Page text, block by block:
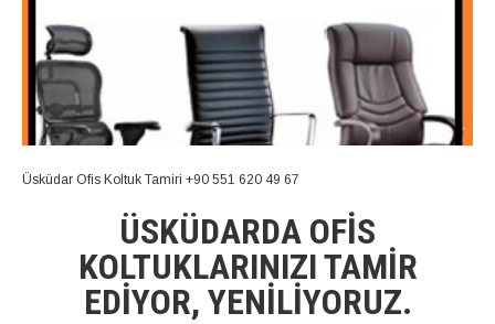
Üsküdar Ofis Koltuk Tamiri +90 551 620 49 67
ÜSKÜDARDA OFIS
KOLTUKLARINIZI TAMIR
EDIYOR, YENILIYORUZ.